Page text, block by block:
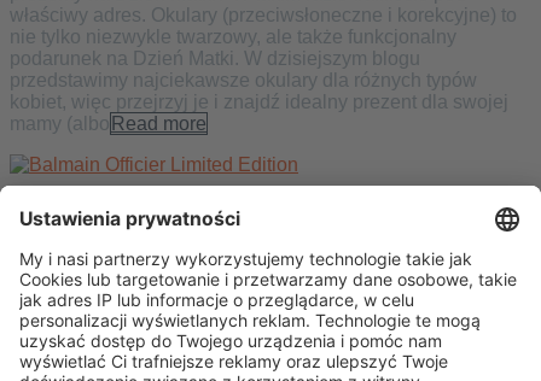
właściwy adres. Okulary (przeciwsłoneczne i korekcyjne) to
nie tylko niezwykle twarzowy, ale także funkcjonalny
podarunek na Dzień Matki. W dzisiejszym blogu
przedstawimy najciekawsze okulary dla różnych typów
kobiet, więc przejrzyj je i znajdź idealny prezent dla swojej
mamy (albo Read more
Złota gorączka: Balmain Officier real
plated Gold Limited Edition
ByEllen| b|Comments are Closed| 13 May, 2022 |
Niewiele jest na świecie surowców, które emanują takim
blaskiem i ponadczasową urodą jak prawdziwe złoto. Nie
bez powodu paryski dom mody Balmain sięgnął po nie do